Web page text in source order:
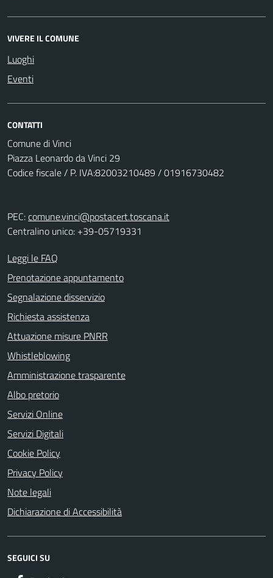
VIVERE IL COMUNE
Luoghi
Eventi
CONTATTI
Comune di Vinci
Piazza Leonardo da Vinci 29
Codice fiscale / P. IVA:82003210489 / 01916730482
PEC:comune.vinci@postacert.toscana.it
Centralino unico: +39-05719331
Leggi le FAQ
Prenotazione appuntamento
Segnalazione disservizio
Richiesta assistenza
Attuazione misure PNRR
Whistleblowing
Amministrazione trasparente
Albo pretorio
Servizi Online
Servizi Digitali
Cookie Policy
Privacy Policy
Note legali
Dichiarazione di Accessibilità
SEGUICI SU